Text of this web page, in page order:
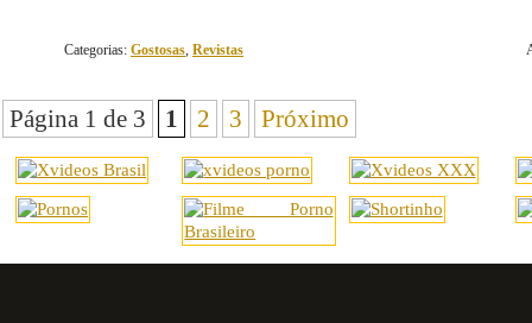
Categorias: Gostosas, Revistas
Página 1 de 3 1 2 3 Próximo